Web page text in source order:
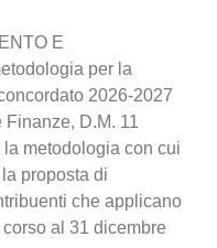
E
per la
2026-2027
Finanze, D.M. 11
metodologia con cui
proposta di
che applicano
al 31 dicembre